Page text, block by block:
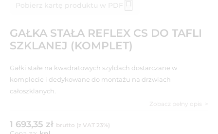
Pobierz kartę produktu w PDF
GAŁKA STAŁA REFLEX CS DO TAFLI
SZKLANEJ (KOMPLET)
Gałki stałe na kwadratowych szyldach dostarczane w
komplecie i dedykowane do montażu na drzwiach
całoszklanych.
Zobacz pełny opis
1 693,35 zł brutto (z VAT 23%)